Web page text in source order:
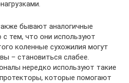
бывают аналогичные
тем, что они используют
коленные сухожилия могут
– становиться слабее.
нередко используют такие
которые помогают